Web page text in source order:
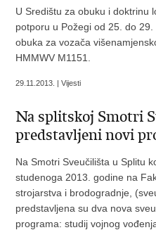
U Središtu za obuku i doktrinu
potporu u Požegi od 25. do
obuka za vozača
HMMWV M1151.
29.11.2013. | Vijesti
Na splitskoj Smotri
predstavljeni novi
Na Smotri Sveučilišta u Splitu
studenoga 2013. godine na
strojarstva i brodogradnje,
predstavljena su dva nova
programa: studij vojnog